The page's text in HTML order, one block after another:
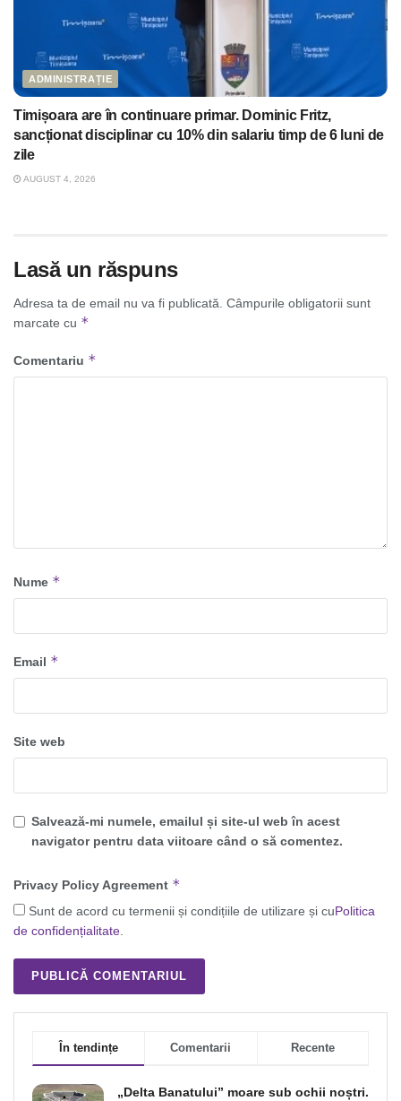
ADMINISTRAȚIE
Timișoara are în continuare primar. Dominic Fritz,
sancționat disciplinar cu 10% din salariu timp de 6 luni de
zile
AUGUST 4, 2026
Lasă un răspuns
Adresa ta de email nu va fi publicată. Câmpurile obligatorii sunt
marcate cu *
Comentariu *
Nume *
Email *
Site web
Salvează-mi numele, emailul și site-ul web în acest
navigator pentru data viitoare când o să comentez.
Privacy Policy Agreement *
Sunt de acord cu termenii și condițiile de utilizare și cuPolitica
de confidențialitate.
În tendințe Comentarii Recente
„Delta Banatului” moare sub ochii noștri.